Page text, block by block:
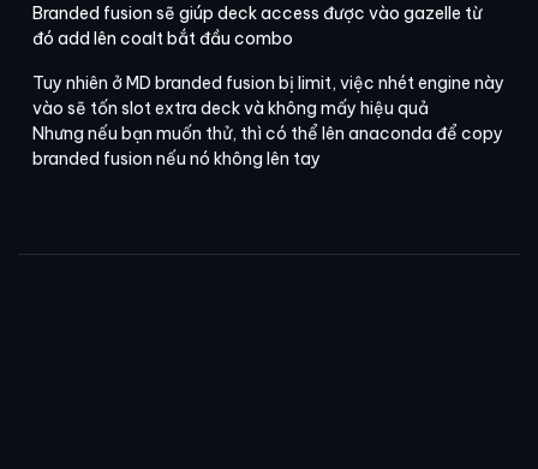
Branded fusion sẽ giúp deck access được vào gazelle từ
đó add lên coalt bắt đầu combo
Tuy nhiên ở MD branded fusion bị limit, việc nhét engine này
vào sẽ tốn slot extra deck và không mấy hiệu quả
Nhưng nếu bạn muốn thử, thì có thể lên anaconda để copy
branded fusion nếu nó không lên tay